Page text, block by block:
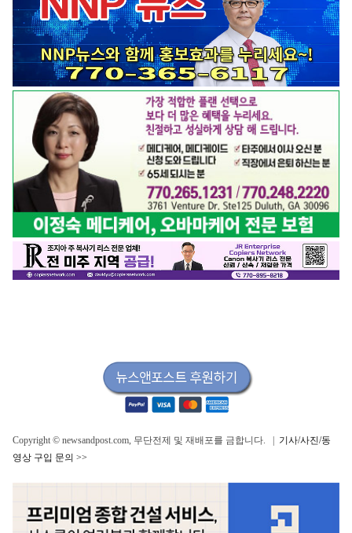
Copyright © newsandpost.com, 무단전제 및 재배포를 금합니다. | 기사/사진/동
영상 구입 문의 >>